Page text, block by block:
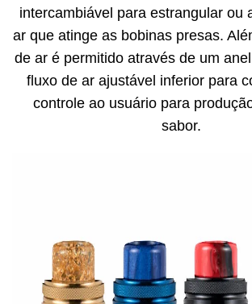
intercambiável para estrangular ou
ar que atinge as bobinas presas.
de ar é permitido através de um
fluxo de ar ajustável inferior para
controle ao usuário para
sabor.